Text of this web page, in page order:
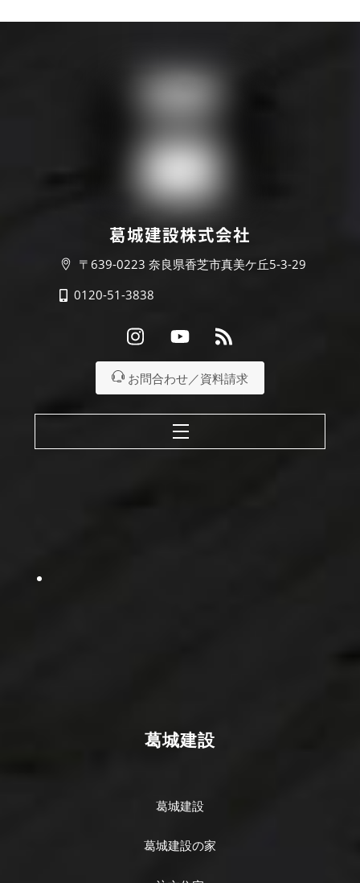
葛城建設株式会社
〒639-0223 奈良県香芝市真美ケ丘5-3-29
0120-51-3838
InstagramYoutube RSS
お問合わせ／資料請求
Menu
葛城建設
葛城建設
葛城建設の家